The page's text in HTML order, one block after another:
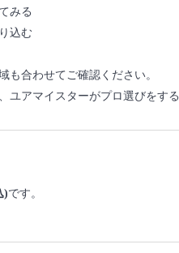
みる
込む
合わせてご確認ください。
ユアマイスターがプロ選びをする
)です。